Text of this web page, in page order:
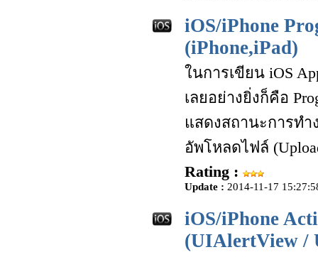
iOS/iPhone
(iPhone,iPad)
ในการเขียน iOS
เลยอย่างยิ่งก็คือ
แสดงสถานะการทำ
อัพโหลดไฟล์
Rating :
Update : 2014-11-17
iOS/iPhone
(UIAlertView /